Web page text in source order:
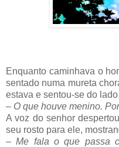
Enquanto caminhava o
sentado numa mureta
estava e sentou-se do
– O que houve menino.
A voz do senhor
seu rosto para ele,
–Me fala o que passa